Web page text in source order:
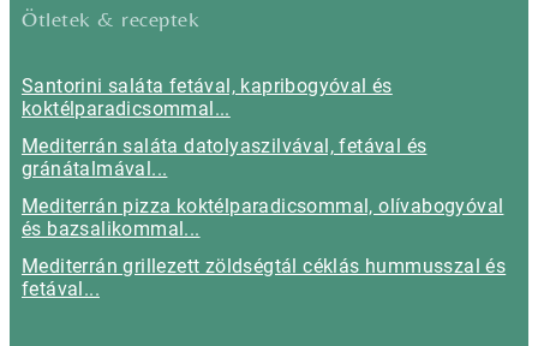
Ötletek & receptek
Santorini saláta fetával, kapribogyóval és
koktélparadicsommal...
Mediterrán saláta datolyaszilvával, fetával és
gránátalmával...
Mediterrán pizza koktélparadicsommal, olívabogyóval
és bazsalikommal...
Mediterrán grillezett zöldségtál céklás hummusszal és
fetával...